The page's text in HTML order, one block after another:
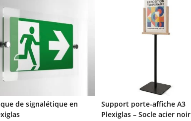
de signalétique en
Support porte-affiche A3
Plexiglas – Socle acier noir